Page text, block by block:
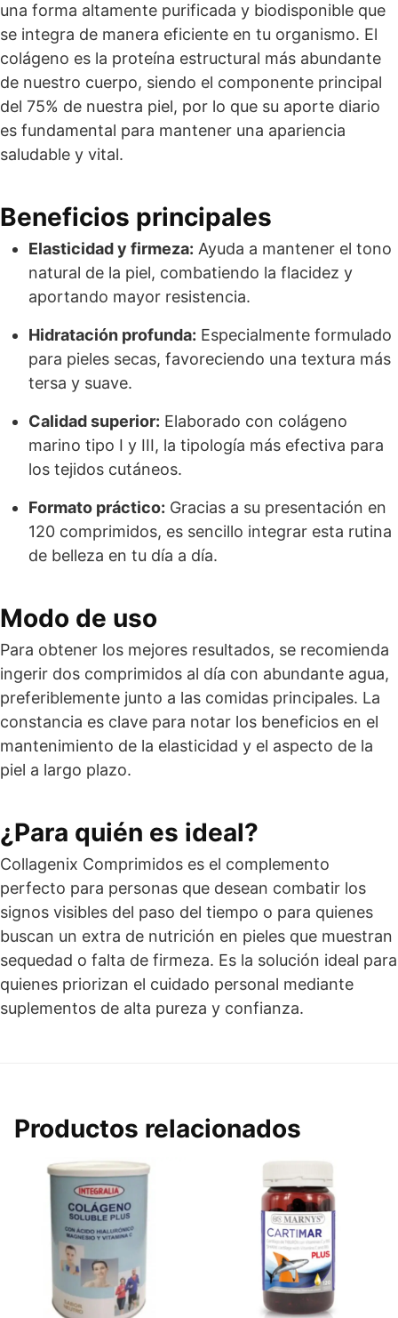
una forma altamente purificada y biodisponible que
se integra de manera eficiente en tu organismo. El
colágeno es la proteína estructural más abundante
de nuestro cuerpo, siendo el componente principal
del 75% de nuestra piel, por lo que su aporte diario
es fundamental para mantener una apariencia
saludable y vital.
Beneficios principales
Elasticidad y firmeza: Ayuda a mantener el tono
natural de la piel, combatiendo la flacidez y
aportando mayor resistencia.
Hidratación profunda: Especialmente formulado
para pieles secas, favoreciendo una textura más
tersa y suave.
Calidad superior: Elaborado con colágeno
marino tipo I y III, la tipología más efectiva para
los tejidos cutáneos.
Formato práctico: Gracias a su presentación en
120 comprimidos, es sencillo integrar esta rutina
de belleza en tu día a día.
Modo de uso
Para obtener los mejores resultados, se recomienda
ingerir dos comprimidos al día con abundante agua,
preferiblemente junto a las comidas principales. La
constancia es clave para notar los beneficios en el
mantenimiento de la elasticidad y el aspecto de la
piel a largo plazo.
¿Para quién es ideal?
Collagenix Comprimidos es el complemento
perfecto para personas que desean combatir los
signos visibles del paso del tiempo o para quienes
buscan un extra de nutrición en pieles que muestran
sequedad o falta de firmeza. Es la solución ideal para
quienes priorizan el cuidado personal mediante
suplementos de alta pureza y confianza.
Productos relacionados